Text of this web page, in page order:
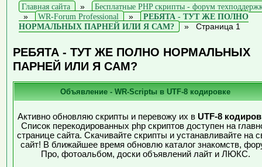
Главная сайта »
Бесплатные PHP скрипты - форум
»
WR-Forum Professional »
РЕБЯТА - ТУТ ЖЕ ПОЛНО
НОРМАЛЬНЫХ ПАРНЕЙ ИЛИ Я САМ?
» Страница 1
РЕБЯТА - ТУТ ЖЕ ПОЛНО НОРМАЛЬНЫХ
ПАРНЕЙ ИЛИ Я САМ?
Объявление - WR-Scriptы в UTF-8 кодировке
Активно обновляю скрипты и перевожу их в UTF-8
Список перекодированных php скриптов доступен на
странице сайта. Скачивайте скрипты и устанавливайте на
сайт! В ближайшее время обновлю каталог знакомств,
Про, фотоальбом, доски объявлений лайт и ЛЮКС.